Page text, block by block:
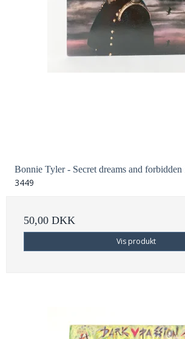
Bonnie Tyler - Secret dreams and
3449
50,00 DKK
Vis produkt